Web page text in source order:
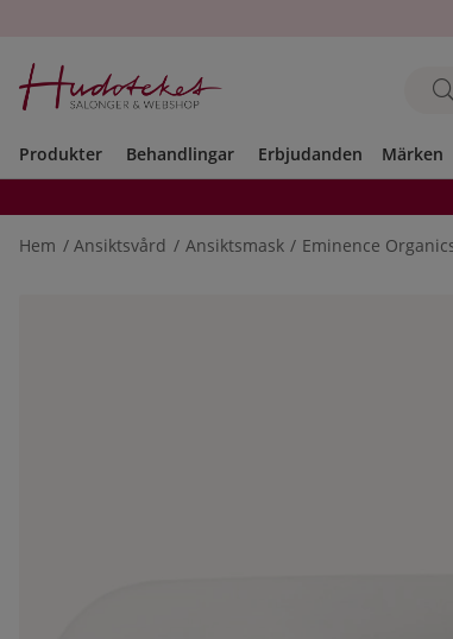
Produkter Behandlingar Erbjudanden Märken
Hem Ansiktsvård Ansiktsmask Eminence